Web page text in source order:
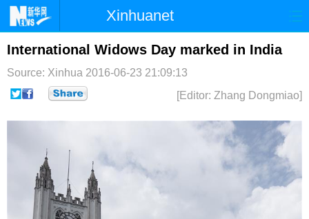
Xinhuanet
首页 时政 国际 港澳
台湾 财经 法治
纪检 科技 军事
视频 论坛
博客
International Widows Day marked in India
Source: Xinhua 2016-06-23 21:09:13
[Editor: Zhang Dongmiao]